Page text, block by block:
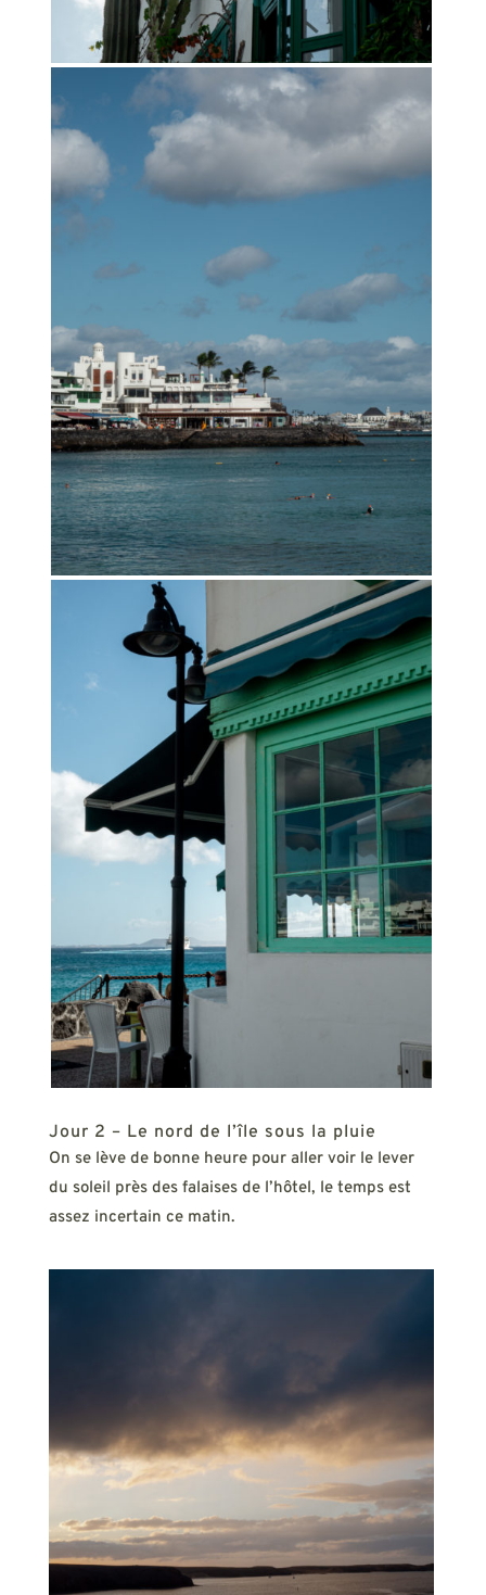
Jour 2 – Le nord de l’île sous la pluie
On se lève de bonne heure pour aller voir le lever
du soleil près des falaises de l’hôtel, le temps est
assez incertain ce matin.